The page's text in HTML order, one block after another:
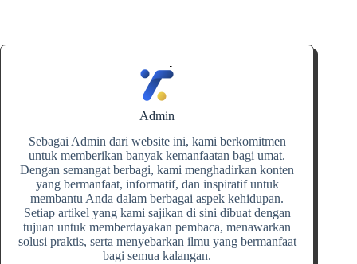
Admin
Sebagai Admin dari website ini, kami berkomitmen
untuk memberikan banyak kemanfaatan bagi umat.
Dengan semangat berbagi, kami menghadirkan konten
yang bermanfaat, informatif, dan inspiratif untuk
membantu Anda dalam berbagai aspek kehidupan.
Setiap artikel yang kami sajikan di sini dibuat dengan
tujuan untuk memberdayakan pembaca, menawarkan
solusi praktis, serta menyebarkan ilmu yang bermanfaat
bagi semua kalangan.